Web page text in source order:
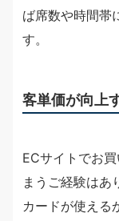
ば席数や時間帯
す。
客単価が向上
ECサイトでお
まうご経験はあ
カードが使える